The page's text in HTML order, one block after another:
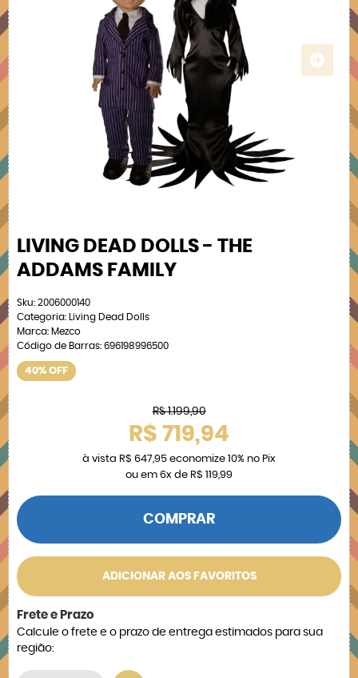
LIVING DEAD DOLLS - THE
ADDAMS FAMILY
Sku: 2006000140
Categoria:
Living Dead Dolls
Marca: Mezco
Código de Barras: 696198996500
40% OFF
R$ 1.199,90
R$ 719,94
à vista R$ 647,95 economize 10% no Pix
ou em 6x de R$ 119,99
COMPRAR
ADICIONAR AOS FAVORITOS
Frete e Prazo
Calcule o frete e o prazo de entrega estimados para sua
região: